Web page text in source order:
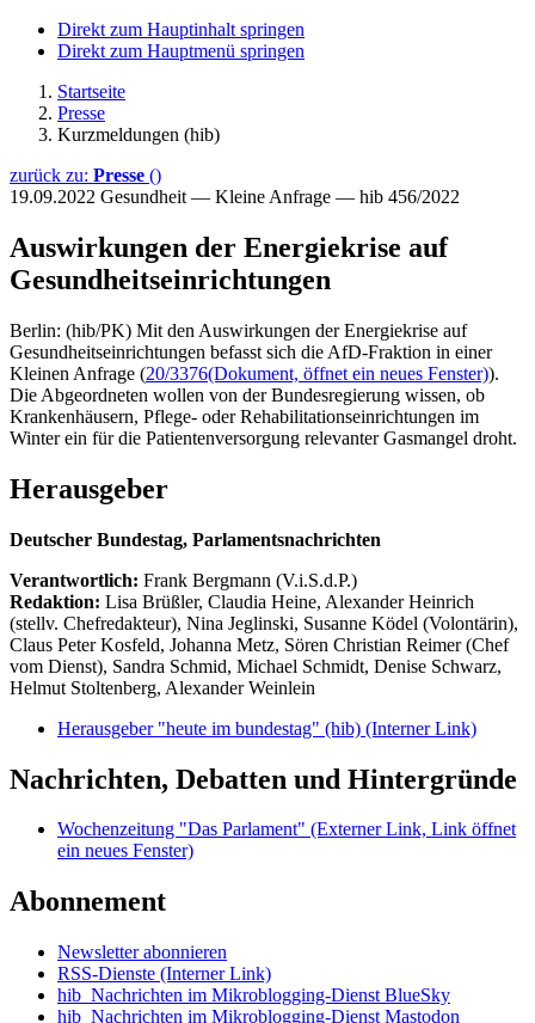
Direkt zum Hauptinhalt springen
Direkt zum Hauptmenü springen
Startseite
Presse
Kurzmeldungen (hib)
zurück zu: Presse ()
19.09.2022 Gesundheit — Kleine Anfrage — hib 456/2022
Auswirkungen der Energiekrise auf
Gesundheitseinrichtungen
Berlin: (hib/PK) Mit den Auswirkungen der Energiekrise auf
Gesundheitseinrichtungen befasst sich die AfD-Fraktion in einer
Kleinen Anfrage (20/3376(Dokument, öffnet ein neues Fenster)).
Die Abgeordneten wollen von der Bundesregierung wissen, ob
Krankenhäusern, Pflege- oder Rehabilitationseinrichtungen im
Winter ein für die Patientenversorgung relevanter Gasmangel droht.
Herausgeber
Deutscher Bundestag, Parlamentsnachrichten
Verantwortlich: Frank Bergmann (V.i.S.d.P.)
Redaktion: Lisa Brüßler, Claudia Heine, Alexander Heinrich
(stellv. Chefredakteur), Nina Jeglinski, Susanne Ködel (Volontärin),
Claus Peter Kosfeld, Johanna Metz, Sören Christian Reimer (Chef
vom Dienst), Sandra Schmid, Michael Schmidt, Denise Schwarz,
Helmut Stoltenberg, Alexander Weinlein
Herausgeber "heute im bundestag" (hib) (Interner Link)
Nachrichten, Debatten und Hintergründe
Wochenzeitung "Das Parlament" (Externer Link, Link öffnet
ein neues Fenster)
Abonnement
Newsletter abonnieren
RSS-Dienste (Interner Link)
hib_Nachrichten im Mikroblogging-Dienst BlueSky
hib_Nachrichten im Mikroblogging-Dienst Mastodon